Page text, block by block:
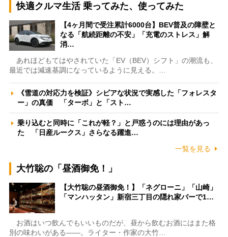
快適クルマ生活 乗ってみた、使ってみた
【4ヶ月間で受注累計6000台】BEV普及の障壁と
なる「航続距離の不安」「充電のストレス」解
消…
あれほどもてはやされていた「EV（BEV）シフト」の潮流も、
最近では減速基調になっているように見える。…
《雪道の対応力を検証》シビアな状況で実感した「フォレスタ
ー」の真価 「ターボ」と「スト…
乗り込むと同時に「これが軽？」と戸惑うのには理由があっ
た 「日産ルークス」さらなる躍進…
一覧を見る
大竹聡の「昼酒御免！」
【大竹聡の昼酒御免！】「ネグローニ」「山崎」
「マンハッタン」新宿三丁目の隠れ家バーで1…
お酒はいつ飲んでもいいものだが、昼から飲むお酒にはまた格
別の味わいがある――。ライター・作家の大竹…